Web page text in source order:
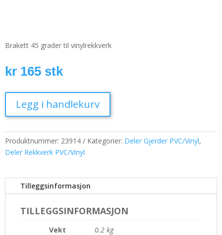
Brakett 45 grader til vinylrekkverk
kr 165 stk
Legg i handlekurv
Produktnummer: 23914 Kategorier: Deler Gjerder PVC/Vinyl,
Deler Rekkverk PVC/Vinyl
Tilleggsinformasjon
TILLEGGSINFORMASJON
Vekt 0.2 kg